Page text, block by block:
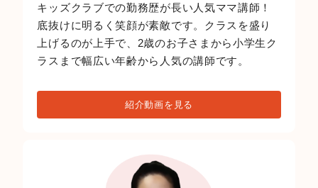
キッズクラブでの勤務歴が長い人気ママ講師！
底抜けに明るく笑顔が素敵です。クラスを盛り
上げるのが上手で、2歳のお子さまから小学生ク
ラスまで幅広い年齢から人気の講師です。
紹介動画を見る